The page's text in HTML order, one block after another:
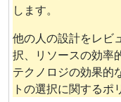
します。
他の人の設計をレビ
択、リソースの効率
テクノロジの効果的
トの選択に関するポ